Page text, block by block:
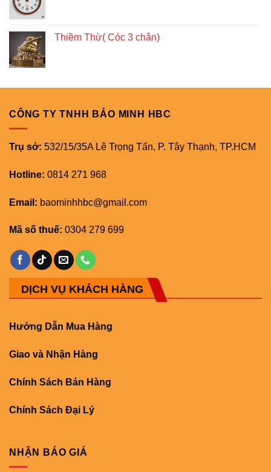
Thiềm Thừ( Cóc 3 chân)
CÔNG TY TNHH BẢO MINH HBC
Trụ sở: 532/15/35A Lê Trọng Tấn, P. Tây Thạnh, TP.HCM
Hotline: 0814 271 968
Email: baominhhbc@gmail.com
Mã số thuế: 0304 279 699
DỊCH VỤ KHÁCH HÀNG
Hướng Dẫn Mua Hàng
Giao và Nhận Hàng
Chính Sách Bán Hàng
Chính Sách Đại Lý
NHẬN BÁO GIÁ